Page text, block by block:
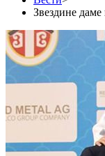
Звездине даме